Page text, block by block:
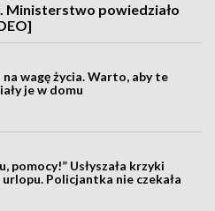
Ministerstwo powiedziało
na wagę życia. Warto, aby te
je w domu
pomocy!” Usłyszała krzyki
urlopu. Policjantka nie czekała